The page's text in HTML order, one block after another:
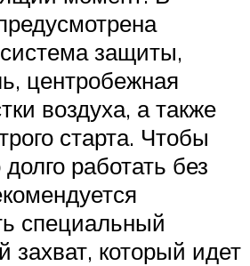
защиты,
центробежная
воздуха, а также
старта. Чтобы
работать без
специальный
захват, который идет